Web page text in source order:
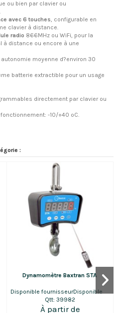
ou bien par clavier ou
avec 6 touches, configurable en
clavier à distance.
radio 866MHz ou WiFi, pour la
à distance ou encore à une
moyenne d?environ 30
batterie extractible pour un usage
directement par clavier ou
-10/+40 ºC.
:
Dynamomètre Baxtran STA
Disponible fournisseurDisponible
Qtt: 39982